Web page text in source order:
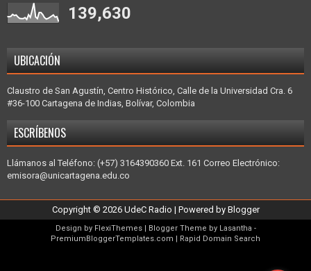
139,630
UBICACIÓN
Claustro de San Agustín, Centro Histórico, Calle de la Universidad Cra. 6
#36-100 Cartagena de Indias, Bolívar, Colombia
ESCRÍBENOS
Llámanos al Teléfono: (+57) 3164390360 Ext. 161 Correo Electrónico:
emisora@unicartagena.edu.co
Copyright © 2026 UdeC Radio | Powered by Blogger
Design by FlexiThemes| Blogger Theme by Lasantha -
PremiumBloggerTemplates.com
Rapid Domain Search